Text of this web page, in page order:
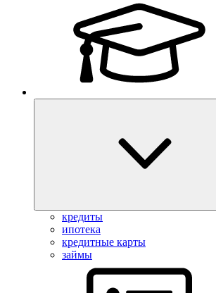
кредиты
ипотека
кредитные карты
займы